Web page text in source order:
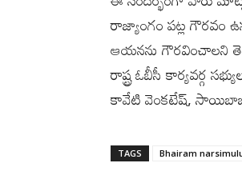
రాజ్యాంగం పట్ల గౌరవం
ఆయనను గౌరవించాలని
రాష్ట్ర ఓబీసీ కార్యవర్గ
కావేటి వెంకటేష్,
TAGS Bhairam